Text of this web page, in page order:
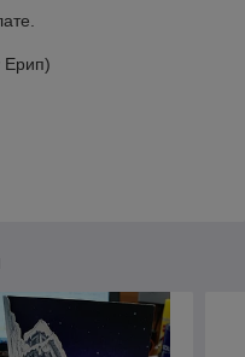
Ерип)